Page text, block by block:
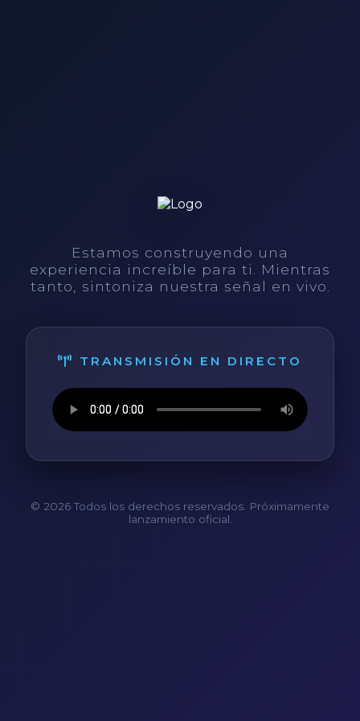
Estamos construyendo una
experiencia increíble para ti. Mientras
tanto, sintoniza nuestra señal en vivo.
TRANSMISIÓN EN DIRECTO
© 2026 Todos los derechos reservados. Próximamente
lanzamiento oficial.